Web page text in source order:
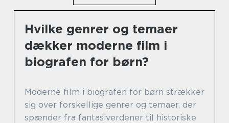
Hvilke genrer og temaer
dækker moderne film i
biografen for børn?
Moderne film i biografen for børn strækker
sig over forskellige genrer og temaer, der
spænder fra fantasiverdener til historiske